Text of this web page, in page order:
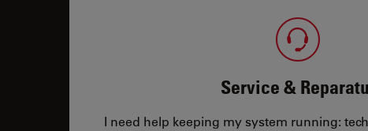
Service &
I need help keeping my system running: